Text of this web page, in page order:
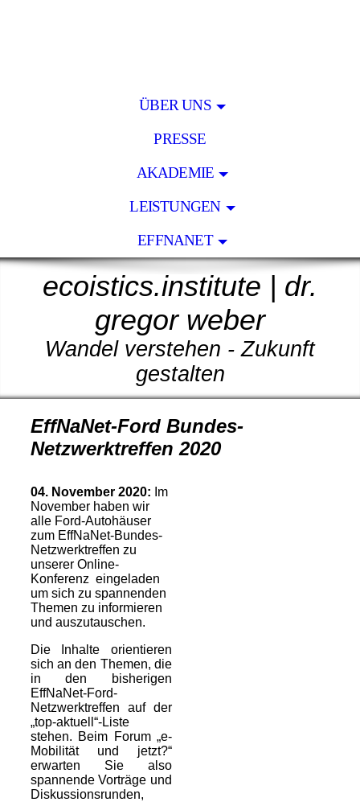
ÜBER UNS
PRESSE
AKADEMIE
LEISTUNGEN
EFFNANET
ecoistics.institute
dr.
gregor weber
Wandel verstehen - Zukunft
gestalten
EffNaNet-Ford Bundes-
Netzwerktreffen 2020
04. November 2020: Im
November haben wir
alle Ford-Autohäuser
zum EffNaNet-Bundes-
Netzwerktreffen zu
unserer Online-
Konferenz eingeladen
um sich zu spannenden
Themen zu informieren
und auszutauschen.
Die Inhalte orientieren
sich an den Themen, die
in den bisherigen
EffNaNet-Ford-
Netzwerktreffen auf der
„top-aktuell“-Liste
stehen. Beim Forum „e-
Mobilität und jetzt?“
erwarten Sie also
spannende Vorträge und
Diskussionsrunden,